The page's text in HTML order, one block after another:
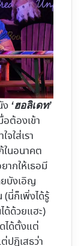
ง ‘ฮอลิเดท’
ต้องเข้า
ใส่เรา
ในอนาคต
ากให้เธอมี
บังเอิญ
นี่ก็เพิ่งได้รู้
ด้ด้วยแฮะ)
ได้ตั้งแต่
ปฏิเสธว่า